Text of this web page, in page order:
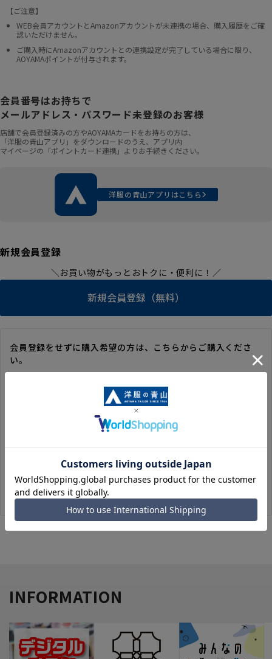
【ご注意】
WEB会員アカウントとAmazonアカウントが未連携の場合、購入履歴をご確
認いただけません。
ご購入時にAmazonアカウントとの連携設定が完了している場合に限り、
AOYAMAポイントが付与されます。
会員番号はお持ちで
メールアドレス・パスワード未登録のお客様
店舗で会員登録済みの方やAOYAMAカードをお持ちの方は、
「洋服の青山アプリ」をダウンロードのうえ、アプリ内
マイページの「ポイントカード連携」よりお手続きください。
洋服の青山アプリはこちら
新規会員登録
＼お買い物がもっとおトクに・便利に！／
新規会員登録（無料）
会員登録をせずに購入希望の方は、こちらからご購入くださ
い。
毎回のご注文時に入力いただく必要があります。
※洋服の青山オンラインストアのポイントは付与されません。
また、ゲスト購入後の会員情報統合・ポイントの付与は、対応
※購入履歴の確認、領収書の発行、キャンセル手続きはご利用
いただけません。
INFORMATION